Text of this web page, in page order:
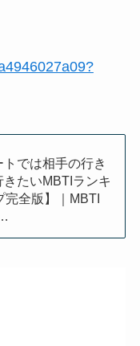
トでは相手の行き
たいMBTIランキ
完全版】｜MBTI